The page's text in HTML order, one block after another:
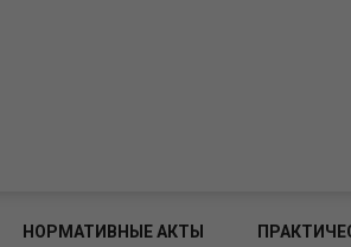
НОРМАТИВНЫЕ АКТЫ